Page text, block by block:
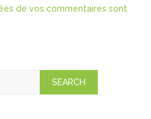
de vos commentaires sont